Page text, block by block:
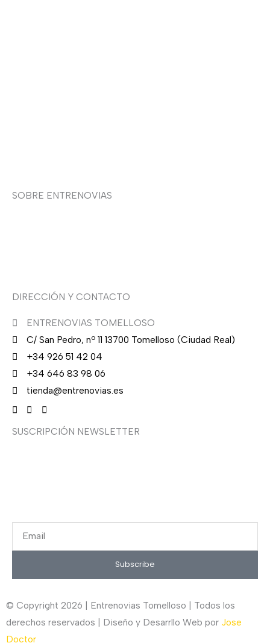
SOBRE ENTRENOVIAS
DIRECCIÓN Y CONTACTO
ENTRENOVIAS TOMELLOSO
C/ San Pedro, nº 11 13700 Tomelloso (Ciudad Real)
+34 926 51 42 04
+34 646 83 98 06
tienda@entrenovias.es
SUSCRIPCIÓN NEWSLETTER
Email
Subscribe
© Copyright 2026 | Entrenovias Tomelloso | Todos los
derechos reservados | Diseño y Desarrllo Web por Jose
Doctor